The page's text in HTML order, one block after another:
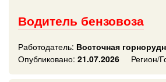
Водитель бензовоза
Работодатель: Восточная
Опубликовано: 21.07.2026 Регион/